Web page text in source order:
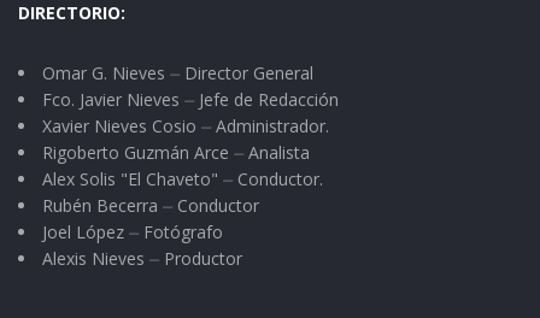
hospitalaria por naturaleza, además de contar
con muchos atractivos turísticos, donde
destacan sus portales, sus dos templos que
miran de frente, la escalinata del cerrito de la
cruz, sus dos plazas públicas, y en fin.
Ella es pues, Brenda Karina Sánchez López, una
de las tres aspirantes al título de “Nuestra
DIRECTORIO:
Omar G. Nieves ⏤ Director General
Fco. Javier Nieves ⏤ Jefe de Redacción
Xavier Nieves Cosio ⏤ Administrador.
Rigoberto Guzmán Arce ⏤ Analista
Alex Solis "El Chaveto" ⏤ Conductor.
Rubén Becerra ⏤ Conductor
Joel López ⏤ Fotógrafo
Alexis Nieves ⏤ Productor